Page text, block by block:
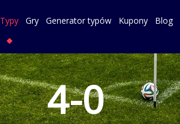
Typy Gry Generator typów Kupony Blog
4-0